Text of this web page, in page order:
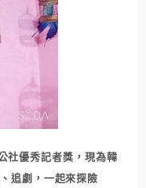
社優秀記者獎，現為韓
追劇，一起來探險